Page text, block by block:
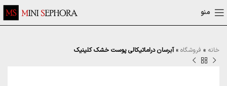
منو
خانه » فروشگاه »آبرسان دراماتیکالی پوست خشک کلینیک